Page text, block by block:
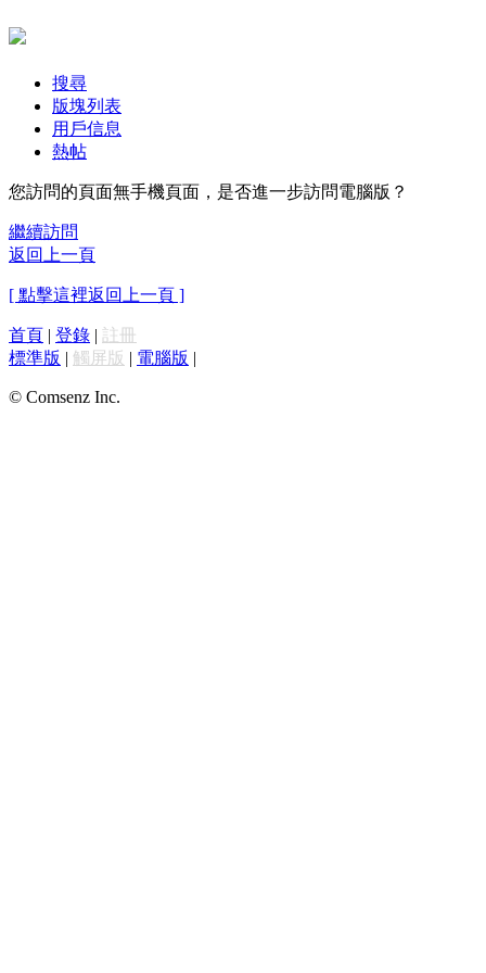
搜尋
版塊列表
用戶信息
熱帖
您訪問的頁面無手機頁面，是否進一步訪問電腦版？
繼續訪問
返回上一頁
[ 點擊這裡返回上一頁 ]
首頁 | 登錄 | 註冊
標準版 | 觸屏版 | 電腦版 |
© Comsenz Inc.